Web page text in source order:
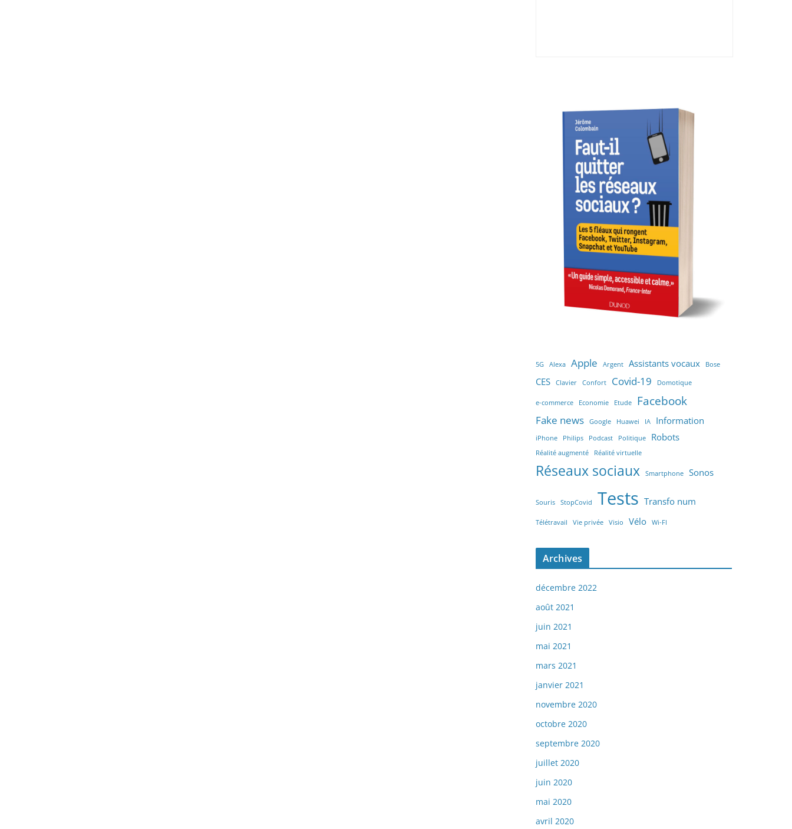
5G Alexa Apple Argent Assistants vocaux Bose
CES Clavier Confort Covid-19 Domotique
e-commerce Economie Etude Facebook
Fake news Google Huawei IA Information
iPhone Philips Podcast Politique Robots
Réalité augmenté Réalité virtuelle
Réseaux sociaux Smartphone Sonos
Souris StopCovid Tests Transfo num
Télétravail Vie privée Visio Vélo Wi-FI
Archives
décembre 2022
août 2021
juin 2021
mai 2021
mars 2021
janvier 2021
novembre 2020
octobre 2020
septembre 2020
juillet 2020
juin 2020
mai 2020
avril 2020